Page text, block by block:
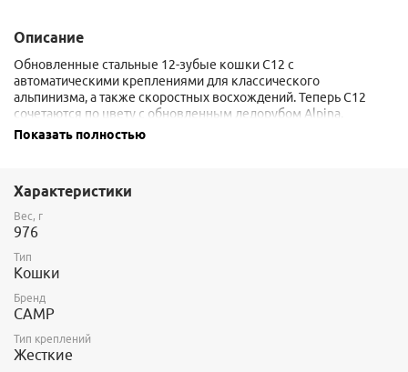
Описание
Обновленные стальные 12-зубые кошки C12 с
автоматическими креплениями для классического
альпинизма, а также скоростных восхождений. Теперь C12
сочетаются по цвету с обновленным ледорубом Alpina.
Инновационная 3D конструкция на передней части кошек
Благодаря автоматическим креплениям кошки надежно
крепятся к жестким альпинистским ботинкам c рантами на
пятке и на носке, а также к ботинкам для телемарка и A/T.
Показать полностью
Характеристики
Вес, г
976
Тип
Кошки
Бренд
CAMP
Тип креплений
Жесткие